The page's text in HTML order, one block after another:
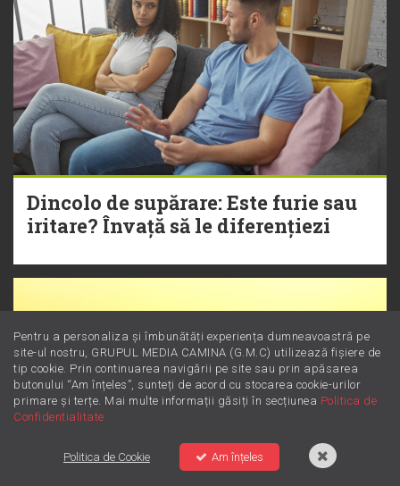
Dincolo de supărare: Este furie sau
iritare? Învață să le diferențiezi
Pentru a personaliza și îmbunătăți experiența dumneavoastră pe
site-ul nostru, GRUPUL MEDIA CAMINA (G.M.C) utilizează fișiere de
tip cookie. Prin continuarea navigării pe site sau prin apăsarea
butonului “Am înțeles”, sunteți de acord cu stocarea cookie-urilor
primare și terțe. Mai multe informații găsiți în secțiunea Politica de
Confidentialitate
Politica de Cookie Am înțeles